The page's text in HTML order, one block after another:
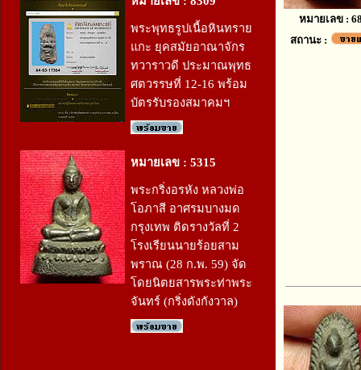
พระพุทธรูปเนื้อหินทราย
แกะ ยุคสมัยอาณาจักร
ทวาราวดี ประมาณพุทธ
ศตวรรษที่ 12-16 พร้อม
บัตรรับรองสมาคมฯ
หมายเลข : 5315
พระกริ่งอรหัง หลวงพ่อ
โอภาสี อาศรมบางมด
กรุงเทพ ติดรางวัลที่ 2
โรงเรียนนายร้อยสาม
พราณ (28 ก.พ. 59) จัด
โดยนิตยสารพระท่าพระ
จันทร์ (กริ่งดังกังวาล)
หมายเลข :
สถานะ :